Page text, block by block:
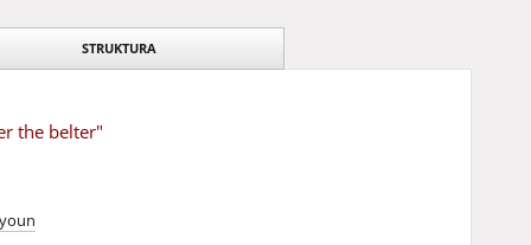
STRUKTURA
the belter"